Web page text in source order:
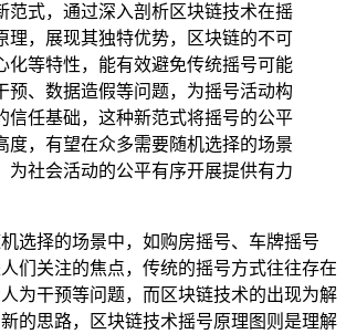
范式，通过深入剖析区块链技术在摇
理，展现其独特优势，区块链的不可
化等特性，能有效避免传统摇号可能
预、数据造假等问题，为摇号活动构
信任基础，这种新范式将摇号的公平
度，有望在众多需要随机选择的场景
为社会活动的公平有序开展提供有力
选择的场景中，如购房摇号、车牌摇号
们关注的焦点，传统的摇号方式往往存在
为干预等问题，而区块链技术的出现为解
的思路，区块链技术摇号原理图则是理解